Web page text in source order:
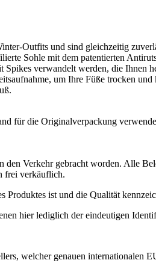
Outfits und sind gleichzeitig
Sohle mit dem patentierten
verwandelt werden, die Ihnen
um Ihre Füße trocken und
für die Originalverpackung
Verkehr gebracht worden. Alle
frei verkäuflich.
Produktes ist und die Qualität
hier lediglich der eindeutigen
welcher genauen internationalen